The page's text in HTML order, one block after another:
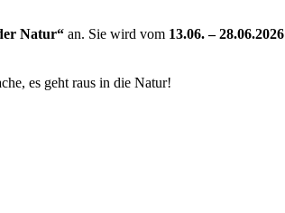
Natur“ an. Sie wird vom 13.06. – 28.06.2026
es geht raus in die Natur!